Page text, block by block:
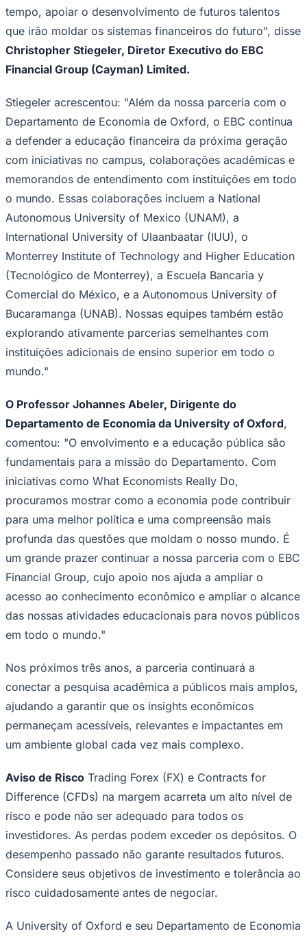
Corinthians
Palmeiras
São Paulo
tempo, apoiar o desenvolvimento de futuros talentos
que irão moldar os sistemas financeiros do futuro", disse
Christopher Stiegeler, Diretor Executivo do EBC
Financial Group (Cayman) Limited.
Stiegeler acrescentou: "Além da nossa parceria com o
Departamento de Economia de Oxford, o EBC continua
a defender a educação financeira da próxima geração
com iniciativas no campus, colaborações acadêmicas e
memorandos de entendimento com instituições em todo
o mundo. Essas colaborações incluem a National
Autonomous University of Mexico (UNAM), a
International University of Ulaanbaatar (IUU), o
Monterrey Institute of Technology and Higher Education
(Tecnológico de Monterrey), a Escuela Bancaria y
Comercial do México, e a Autonomous University of
Bucaramanga (UNAB). Nossas equipes também estão
explorando ativamente parcerias semelhantes com
instituições adicionais de ensino superior em todo o
mundo."
O Professor Johannes Abeler, Dirigente do
Departamento de Economia da University of Oxford,
comentou: "O envolvimento e a educação pública são
fundamentais para a missão do Departamento. Com
iniciativas como What Economists Really Do,
procuramos mostrar como a economia pode contribuir
para uma melhor política e uma compreensão mais
profunda das questões que moldam o nosso mundo. É
um grande prazer continuar a nossa parceria com o EBC
Financial Group, cujo apoio nos ajuda a ampliar o
acesso ao conhecimento econômico e ampliar o alcance
das nossas atividades educacionais para novos públicos
em todo o mundo."
Nos próximos três anos, a parceria continuará a
conectar a pesquisa acadêmica a públicos mais amplos,
ajudando a garantir que os insights econômicos
permaneçam acessíveis, relevantes e impactantes em
um ambiente global cada vez mais complexo.
Aviso de Risco Trading Forex (FX) e Contracts for
Difference (CFDs) na margem acarreta um alto nível de
risco e pode não ser adequado para todos os
investidores. As perdas podem exceder os depósitos. O
desempenho passado não garante resultados futuros.
Considere seus objetivos de investimento e tolerância ao
risco cuidadosamente antes de negociar.
A University of Oxford e seu Departamento de Economia